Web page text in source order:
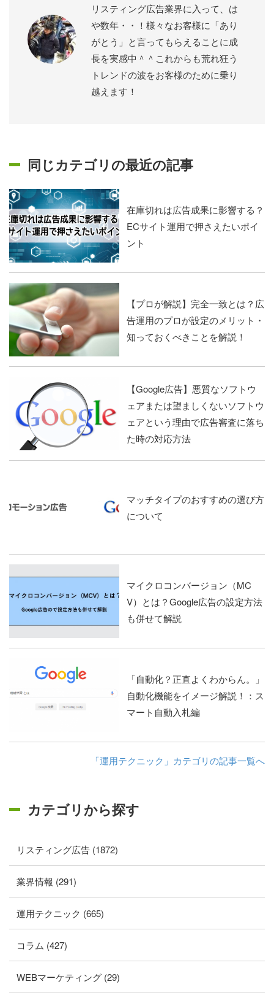
リスティング広告業界に入って、は
や数年・・！様々なお客様に「あり
がとう」と言ってもらえることに成
長を実感中＾＾これからも荒れ狂う
トレンドの波をお客様のために乗り
越えます！
同じカテゴリの最近の記事
在庫切れは広告成果に影響する？
ECサイト運用で押さえたいポイ
ント
【プロが解説】完全一致とは？広
告運用のプロが設定のメリット・
知っておくべきことを解説！
【Google広告】悪質なソフトウ
ェアまたは望ましくないソフトウ
ェアという理由で広告審査に落ち
た時の対応方法
マッチタイプのおすすめの選び方
について
マイクロコンバージョン（MC
V）とは？Google広告の設定方法
も併せて解説
「自動化？正直よくわからん。」
自動化機能をイメージ解説！：ス
マート自動入札編
「運用テクニック」カテゴリの記事一覧へ
カテゴリから探す
リスティング広告 (1872)
業界情報 (291)
運用テクニック (665)
コラム (427)
WEBマーケティング (29)